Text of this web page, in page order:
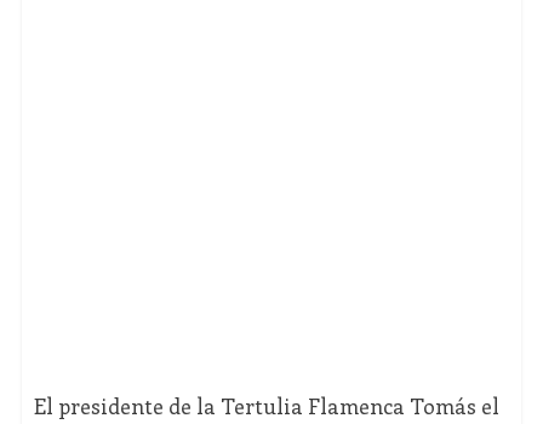
El presidente de la Tertulia Flamenca Tomás el